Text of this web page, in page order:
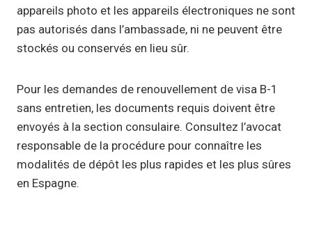
appareils photo et les appareils électroniques ne sont
pas autorisés dans l’ambassade, ni ne peuvent être
stockés ou conservés en lieu sûr.
Pour les demandes de renouvellement de visa B-1
sans entretien, les documents requis doivent être
envoyés à la section consulaire. Consultez l’avocat
responsable de la procédure pour connaître les
modalités de dépôt les plus rapides et les plus sûres
en Espagne.